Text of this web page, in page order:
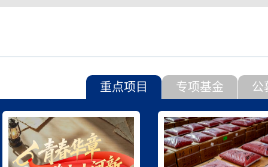
重点项目 专项基金 公